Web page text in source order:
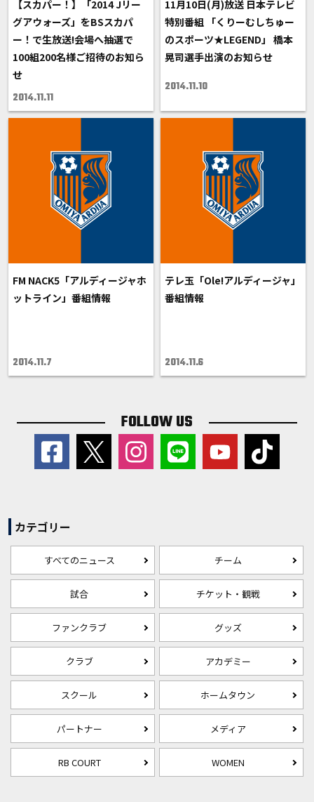
【スカパー！】「2014 Jリー
グアウォーズ」をBSスカパ
ー！で生放送!会場へ抽選で
100組200名様ご招待のお知ら
せ
2014.11.11
11月10日(月)放送 日本テレビ
特別番組 「くりーむしちゅー
のスポーツ★LEGEND」 橋本
晃司選手出演のお知らせ
2014.11.10
FM NACK5「アルディージャホ
ットライン」番組情報
2014.11.7
テレ玉「Ole!アルディージャ」
番組情報
2014.11.6
FOLLOW US
カテゴリー
すべてのニュース チーム
試合 チケット・観戦
ファンクラブ グッズ
クラブ アカデミー
スクール ホームタウン
パートナー メディア
RB COURT WOMEN